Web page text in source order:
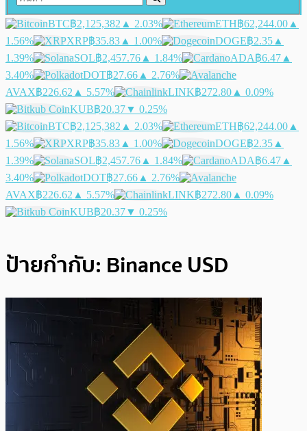
BTC฿2,125,382 ▲ 2.03% ETH฿62,244.00 ▲
1.56%
XRP฿35.83 ▲ 1.00% DOGE฿2.35 ▲
1.39%
SOL฿2,457.76 ▲ 1.84% ADA฿6.47 ▲
3.40%
DOT฿27.66 ▲ 2.76%
AVAX฿226.62 ▲ 5.57% LINK฿272.80 ▲ 0.09%
KUB฿20.37▼ 0.25%
BTC฿2,125,382 ▲ 2.03% ETH฿62,244.00 ▲
1.56%
XRP฿35.83 ▲ 1.00% DOGE฿2.35 ▲
1.39%
SOL฿2,457.76 ▲ 1.84% ADA฿6.47 ▲
3.40%
DOT฿27.66 ▲ 2.76%
AVAX฿226.62 ▲ 5.57% LINK฿272.80 ▲ 0.09%
KUB฿20.37▼ 0.25%
ป้ายกำกับ: Binance USD